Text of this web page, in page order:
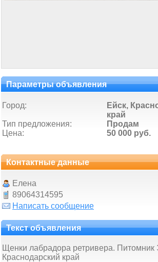
Параметры объявления
Город:
Ейск,
край
Тип предложения:
Продам
Цена:
50 000 руб.
Контактные данные
Елена
89064314595
Написать сообщение
Текст объявления
Щенки лабрадора ретривера. Питомник
Краснодарский край